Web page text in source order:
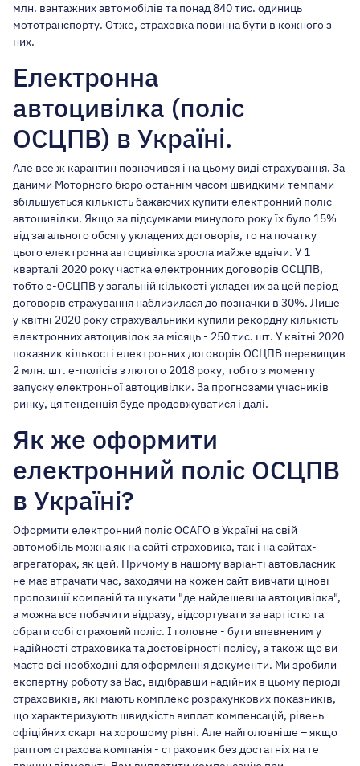
млн. вантажних автомобілів та понад 840 тис. одиниць
мототранспорту. Отже, страховка повинна бути в кожного з
них.
Електронна
автоцивілка (поліс
ОСЦПВ) в Україні.
Але все ж карантин позначився і на цьому виді страхування. За
даними Моторного бюро останнім часом швидкими темпами
збільшується кількість бажаючих купити електронний поліс
автоцивілки. Якщо за підсумками минулого року їх було 15%
від загального обсягу укладених договорів, то на початку
цього електронна автоцивілка зросла майже вдвічи. У 1
кварталі 2020 року частка електронних договорів ОСЦПВ,
тобто е-ОСЦПВ у загальній кількості укладених за цей період
договорів страхування наблизилася до позначки в 30%. Лише
у квітні 2020 року страхувальники купили рекордну кількість
електронних автоцивілок за місяць - 250 тис. шт. У квітні 2020
показник кількості електронних договорів ОСЦПВ перевищив
2 млн. шт. е-полісів з лютого 2018 року, тобто з моменту
запуску електронної автоцивілки. За прогнозами учасників
ринку, ця тенденція буде продовжуватися і далі.
Як же оформити
електронний поліс ОСЦПВ
в Україні?
Оформити електронний поліс ОСАГО в Україні на свій
автомобіль можна як на сайті страховика, так і на сайтах-
агрегаторах, як цей. Причому в нашому варіанті автовласник
не має втрачати час, заходячи на кожен сайт вивчати цінові
пропозиції компаній та шукати "де найдешевша автоцивілка",
а можна все побачити відразу, відсортувати за вартістю та
обрати собі страховий поліс. І головне - бути впевненим у
надійності страховика та достовірності полісу, а також що ви
маєте всі необходні для оформлення документи. Ми зробили
експертну роботу за Вас, відібравши надійних в цьому періоді
страховиків, які мають комплекс розрахункових показників,
що характеризують швидкість виплат компенсацій, рівень
офіційних скарг на хорошому рівні. Але найголовніше – якщо
раптом страхова компанія - страховик без достатніх на те